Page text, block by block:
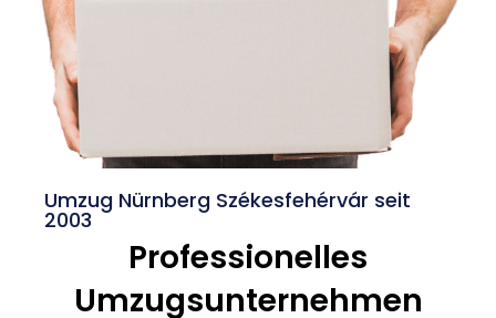
Umzug Nürnberg Székesfehérvár seit
2003
Professionelles
Umzugsunternehmen